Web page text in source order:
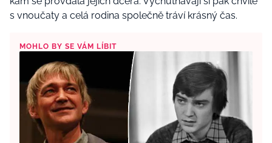
s vnoučaty a celá rodina společně tráví krásný čas.
MOHLO BY SE VÁM LÍBIT